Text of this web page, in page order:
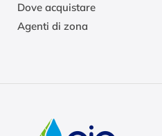
Dove acquistare
Agenti di zona